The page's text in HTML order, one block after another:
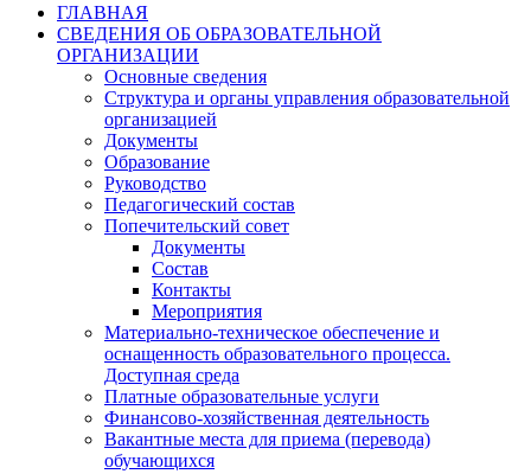
ГЛАВНАЯ
СВЕДЕНИЯ ОБ ОБРАЗОВАТЕЛЬНОЙ
ОРГАНИЗАЦИИ
Основные сведения
Структура и органы управления образовательной
организацией
Документы
Образование
Руководство
Педагогический состав
Попечительский совет
Документы
Состав
Контакты
Мероприятия
Материально-техническое обеспечение и
оснащенность образовательного процесса.
Доступная среда
Платные образовательные услуги
Финансово-хозяйственная деятельность
Вакантные места для приема (перевода)
обучающихся